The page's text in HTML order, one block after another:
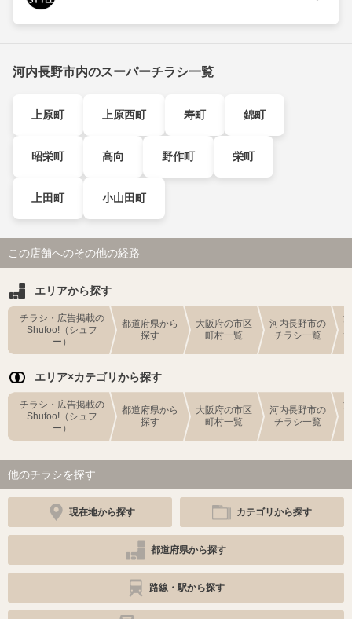
河内長野市内のスーパーチラシ一覧
上原町 上原西町 寿町 錦町
昭栄町 高向 野作町 栄町
上田町 小山田町
この店舗へのその他の経路
エリアから探す
チラシ・広告掲載の
Shufoo!（シュフ
ー）
都道府県から
探す
大阪府の市区
町村一覧
河内長野市の
チラシ一覧
エリア×カテゴリから探す
チラシ・広告掲載の
Shufoo!（シュフ
ー）
都道府県から
探す
大阪府の市区
町村一覧
河内長野市の
チラシ一覧
他のチラシを探す
現在地から探す カテゴリから探す
都道府県から探す
路線・駅から探す